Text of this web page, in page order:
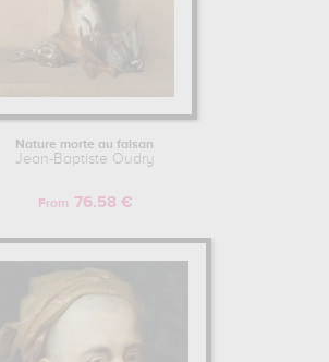
Nature morte au faisan
Jean-Baptiste Oudry
From 76.58 €